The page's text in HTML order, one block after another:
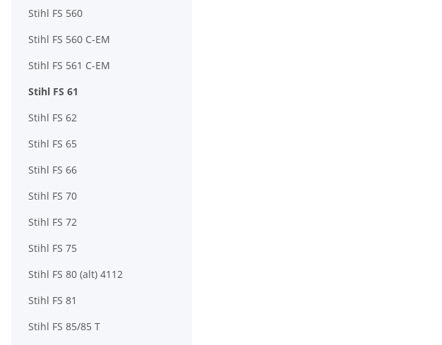
Stihl FS 560
Stihl FS 560 C-EM
Stihl FS 561 C-EM
Stihl FS 61
Stihl FS 62
Stihl FS 65
Stihl FS 66
Stihl FS 70
Stihl FS 72
Stihl FS 75
Stihl FS 80 (alt) 4112
Stihl FS 81
Stihl FS 85/85 T